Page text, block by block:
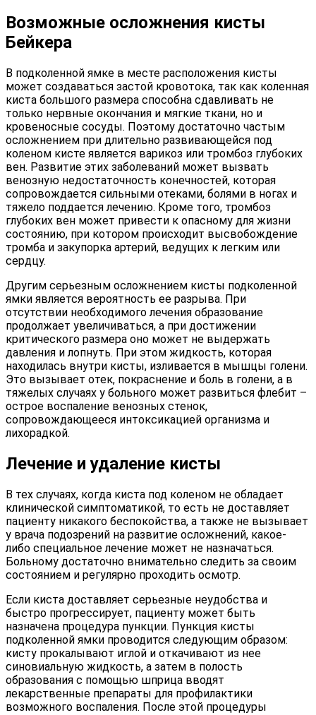
Возможные осложнения кисты
Бейкера
В подколенной ямке в месте расположения кисты
может создаваться застой кровотока, так как коленная
киста большого размера способна сдавливать не
только нервные окончания и мягкие ткани, но и
кровеносные сосуды. Поэтому достаточно частым
осложнением при длительно развивающейся под
коленом кисте является варикоз или тромбоз глубоких
вен. Развитие этих заболеваний может вызвать
венозную недостаточность конечностей, которая
сопровождается сильными отеками, болями в ногах и
тяжело поддается лечению. Кроме того, тромбоз
глубоких вен может привести к опасному для жизни
состоянию, при котором происходит высвобождение
тромба и закупорка артерий, ведущих к легким или
сердцу.
Другим серьезным осложнением кисты подколенной
ямки является вероятность ее разрыва. При
отсутствии необходимого лечения образование
продолжает увеличиваться, а при достижении
критического размера оно может не выдержать
давления и лопнуть. При этом жидкость, которая
находилась внутри кисты, изливается в мышцы голени.
Это вызывает отек, покраснение и боль в голени, а в
тяжелых случаях у больного может развиться флебит –
острое воспаление венозных стенок,
сопровождающееся интоксикацией организма и
лихорадкой.
Лечение и удаление кисты
В тех случаях, когда киста под коленом не обладает
клинической симптоматикой, то есть не доставляет
пациенту никакого беспокойства, а также не вызывает
у врача подозрений на развитие осложнений, какое-
либо специальное лечение может не назначаться.
Больному достаточно внимательно следить за своим
состоянием и регулярно проходить осмотр.
Если киста доставляет серьезные неудобства и
быстро прогрессирует, пациенту может быть
назначена процедура пункции. Пункция кисты
подколенной ямки проводится следующим образом:
кисту прокалывают иглой и откачивают из нее
синовиальную жидкость, а затем в полость
образования с помощью шприца вводят
лекарственные препараты для профилактики
возможного воспаления. После этой процедуры